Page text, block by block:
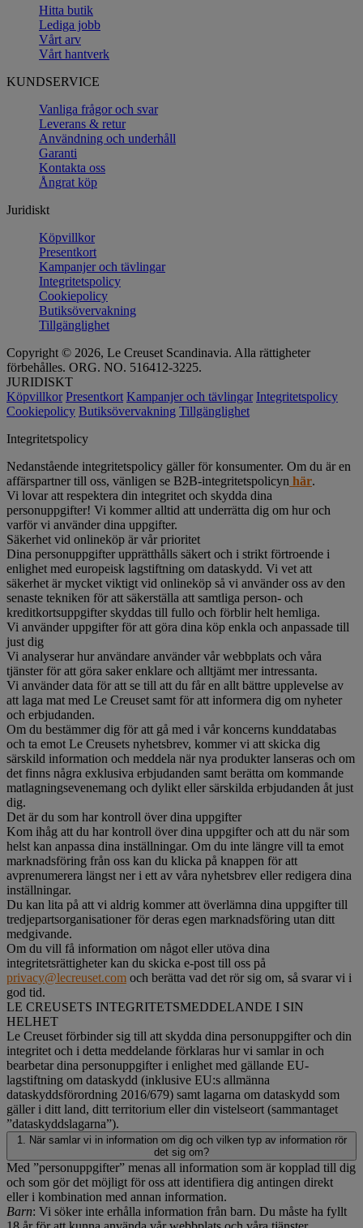
Hitta butik
Lediga jobb
Vårt arv
Vårt hantverk
KUNDSERVICE
Vanliga frågor och svar
Leverans & retur
Användning och underhåll
Garanti
Kontakta oss
Ångrat köp
Juridiskt
Köpvillkor
Presentkort
Kampanjer och tävlingar
Integritetspolicy
Cookiepolicy
Butiksövervakning
Tillgänglighet
Copyright © 2026, Le Creuset Scandinavia. Alla rättigheter
förbehålles. ORG. NO. 516412-3225.
JURIDISKT
Köpvillkor Presentkort Kampanjer och tävlingar Integritetspolicy
Cookiepolicy Butiksövervakning Tillgänglighet
Integritetspolicy
Nedanstående integritetspolicy gäller för konsumenter. Om du är en
affärspartner till oss, vänligen se B2B-integritetspolicyn här.
Vi lovar att respektera din integritet och skydda dina
personuppgifter! Vi kommer alltid att underrätta dig om hur och
varför vi använder dina uppgifter.
Säkerhet vid onlineköp är vår prioritet
Dina personuppgifter upprätthålls säkert och i strikt förtroende i
enlighet med europeisk lagstiftning om dataskydd. Vi vet att
säkerhet är mycket viktigt vid onlineköp så vi använder oss av den
senaste tekniken för att säkerställa att samtliga person- och
kreditkortsuppgifter skyddas till fullo och förblir helt hemliga.
Vi använder uppgifter för att göra dina köp enkla och anpassade till
just dig
Vi analyserar hur användare använder vår webbplats och våra
tjänster för att göra saker enklare och alltjämt mer intressanta.
Vi använder data för att se till att du får en allt bättre upplevelse av
att laga mat med Le Creuset samt för att informera dig om nyheter
och erbjudanden.
Om du bestämmer dig för att gå med i vår koncerns kunddatabas
och ta emot Le Creusets nyhetsbrev, kommer vi att skicka dig
särskild information och meddela när nya produkter lanseras och om
det finns några exklusiva erbjudanden samt berätta om kommande
matlagningsevenemang och dylikt eller särskilda erbjudanden åt just
dig.
Det är du som har kontroll över dina uppgifter
Kom ihåg att du har kontroll över dina uppgifter och att du när som
helst kan anpassa dina inställningar. Om du inte längre vill ta emot
marknadsföring från oss kan du klicka på knappen för att
avprenumerera längst ner i ett av våra nyhetsbrev eller redigera dina
inställningar.
Du kan lita på att vi aldrig kommer att överlämna dina uppgifter till
tredjepartsorganisationer för deras egen marknadsföring utan ditt
medgivande.
Om du vill få information om något eller utöva dina
integritetsrättigheter kan du skicka e-post till oss på
privacy@lecreuset.com och berätta vad det rör sig om, så svarar vi i
god tid.
LE CREUSETS INTEGRITETSMEDDELANDE I SIN
HELHET
Le Creuset förbinder sig till att skydda dina personuppgifter och din
integritet och i detta meddelande förklaras hur vi samlar in och
bearbetar dina personuppgifter i enlighet med gällande EU-
lagstiftning om dataskydd (inklusive EU:s allmänna
dataskyddsförordning 2016/679) samt lagarna om dataskydd som
gäller i ditt land, ditt territorium eller din vistelseort (sammantaget
”dataskyddslagarna”).
1. När samlar vi in information om dig och vilken typ av information rör
det sig om?
Med ”personuppgifter” menas all information som är kopplad till dig
och som gör det möjligt för oss att identifiera dig antingen direkt
eller i kombination med annan information.
Barn: Vi söker inte erhålla information från barn. Du måste ha fyllt